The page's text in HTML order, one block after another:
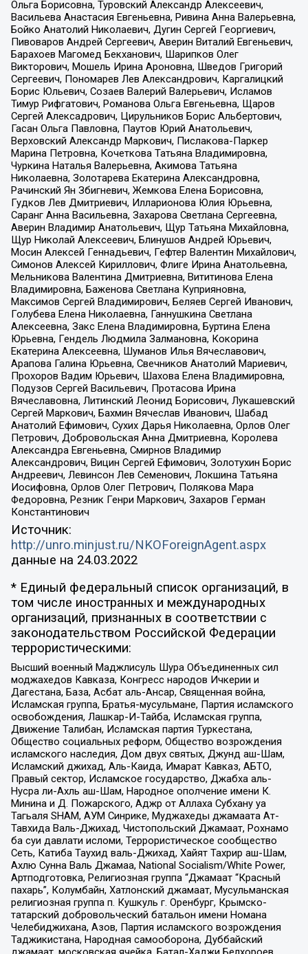
Ольга Борисовна, Туровский Александр Алексеевич,
Васильева Анастасия Евгеньевна, Ривина Анна Валерьевна,
Бойко Анатолий Николаевич, Дугин Сергей Георгиевич,
Пивоваров Андрей Сергеевич, Аверин Виталий Евгеньевич,
Барахоев Магомед Бекханович, Шарипков Олег
Викторович, Мошель Ирина Ароновна, Шведов Григорий
Сергеевич, Пономарев Лев Александрович, Каргалицкий
Борис Юльевич, Созаев Валерий Валерьевич, Исламов
Тимур Рифгатович, Романова Ольга Евгеньевна, Щаров
Сергей Алексадрович, Цирульников Борис Альбертович,
Гасан Ольга Павловна, Паутов Юрий Анатольевич,
Верховский Александр Маркович, Пислакова-Паркер
Марина Петровна, Кочеткова Татьяна Владимировна,
Чуркина Наталья Валерьевна, Акимова Татьяна
Николаевна, Золотарева Екатерина Александровна,
Рачинский Ян Збигневич, Жемкова Елена Борисовна,
Гудков Лев Дмитриевич, Илларионова Юлия Юрьевна,
Саранг Анна Васильевна, Захарова Светлана Сергеевна,
Аверин Владимир Анатольевич, Щур Татьяна Михайловна,
Щур Николай Алексеевич, Блинушов Андрей Юрьевич,
Мосин Алексей Геннадьевич, Гефтер Валентин Михайлович,
Симонов Алексей Кириллович, Флиге Ирина Анатольевна,
Мельникова Валентина Дмитриевна, Вититинова Елена
Владимировна, Баженова Светлана Куприяновна,
Максимов Сергей Владимирович, Беляев Сергей Иванович,
Голубева Елена Николаевна, Ганнушкина Светлана
Алексеевна, Закс Елена Владимировна, Буртина Елена
Юрьевна, Гендель Людмила Залмановна, Кокорина
Екатерина Алексеевна, Шуманов Илья Вячеславович,
Арапова Галина Юрьевна, Свечников Анатолий Мариевич,
Прохоров Вадим Юрьевич, Шахова Елена Владимировна,
Подузов Сергей Васильевич, Протасова Ирина
Вячеславовна, Литинский Леонид Борисович, Лукашевский
Сергей Маркович, Бахмин Вячеслав Иванович, Шабад
Анатолий Ефимович, Сухих Дарья Николаевна, Орлов Олег
Петрович, Добровольская Анна Дмитриевна, Королева
Александра Евгеньевна, Смирнов Владимир
Александрович, Вицин Сергей Ефимович, Золотухин Борис
Андреевич, Левинсон Лев Семенович, Локшина Татьяна
Иосифовна, Орлов Олег Петрович, Полякова Мара
Федоровна, Резник Генри Маркович, Захаров Герман
Константинович
Источник:
http://unro.minjust.ru/NKOForeignAgent.aspx
данные на 24.03.2022
* Единый федеральный список организаций, в
том числе иностранных и международных
организаций, признанных в соответствии с
законодательством Российской Федерации
террористическими:
Высший военный Маджлисуль Шура Объединенных сил
моджахедов Кавказа, Конгресс народов Ичкерии и
Дагестана, База, Асбат аль-Ансар, Священная война,
Исламская группа, Братья-мусульмане, Партия исламского
освобождения, Лашкар-И-Тайба, Исламская группа,
Движение Талибан, Исламская партия Туркестана,
Общество социальных реформ, Общество возрождения
исламского наследия, Дом двух святых, Джунд аш-Шам,
Исламский джихад, Аль-Каида, Имарат Кавказ, АБТО,
Правый сектор, Исламское государство, Джабха аль-
Нусра ли-Ахль аш-Шам, Народное ополчение имени К.
Минина и Д. Пожарского, Аджр от Аллаха Субхану уа
Тагьаля SHAM, АУМ Синрике, Муджахеды джамаата Ат-
Тавхида Валь-Джихад, Чистопольский Джамаат, Рохнамо
ба суи давлати исломи, Террористическое сообщество
Сеть, Катиба Таухид валь-Джихад, Хайят Тахрир аш-Шам,
Ахлю Сунна Валь Джамаа, National Socialism/White Power,
Артподготовка, Религиозная группа “Джамаат “Красный
пахарь”, Колумбайн, Хатлонский джамаат, Мусульманская
религиозная группа п. Кушкуль г. Оренбург, Крымско-
татарский добровольческий батальон имени Номана
Челебиджихана, Азов, Партия исламского возрождения
Таджикистана, Народная самооборона, Дуббайский